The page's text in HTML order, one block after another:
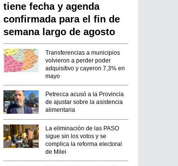
tiene fecha y agenda
confirmada para el fin de
semana largo de agosto
Transferencias a municipios
volvieron a perder poder
adquisitivo y cayeron 7,3% en
mayo
Petrecca acusó a la Provincia
de ajustar sobre la asistencia
alimentaria
La eliminación de las PASO
sigue sin los votos y se
complica la reforma electoral
de Milei